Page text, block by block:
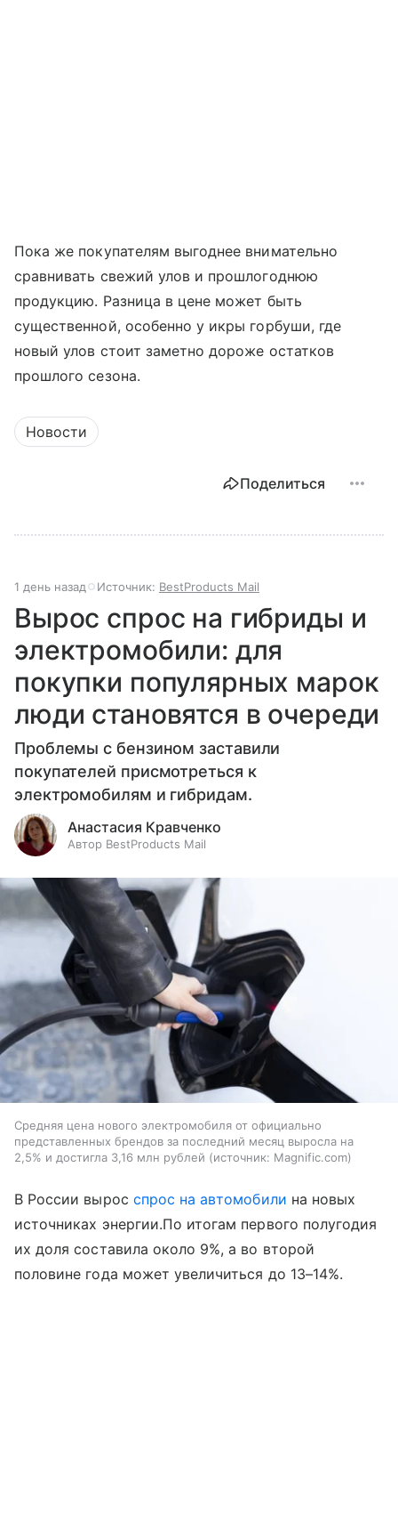
Пока же покупателям выгоднее внимательно
сравнивать свежий улов и прошлогоднюю
продукцию. Разница в цене может быть
существенной, особенно у икры горбуши, где
новый улов стоит заметно дороже остатков
прошлого сезона.
Новости
Поделиться
1 день назад Источник: BestProducts Mail
Вырос спрос на гибриды и
электромобили: для
покупки популярных марок
люди становятся в очереди
Проблемы с бензином заставили
покупателей присмотреться к
электромобилям и гибридам.
Анастасия Кравченко
Автор BestProducts Mail
Средняя цена нового электромобиля от официально
представленных брендов за последний месяц выросла на
2,5% и достигла 3,16 млн рублей
источник: Magnific.com
В России вырос спрос на автомобили на новых
источниках энергии.По итогам первого полугодия
их доля составила около 9%, а во второй
половине года может увеличиться до 13–14%.